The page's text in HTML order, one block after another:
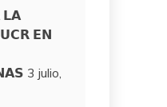
𝗟𝗔
𝗘𝗡
3 julio,